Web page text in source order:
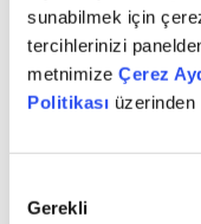
sunabilmek için
tercihlerinizi
metnimize Çerez
Politikası
Seçimi
Gerekli